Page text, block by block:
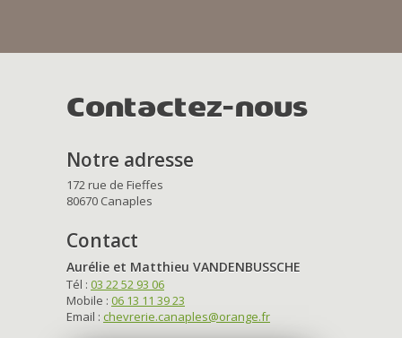
Contactez-nous
Notre adresse
172 rue de Fieffes
80670 Canaples
Contact
Aurélie et Matthieu VANDENBUSSCHE
Tél : 03 22 52 93 06
Mobile : 06 13 11 39 23
Email : chevrerie.canaples@orange.fr